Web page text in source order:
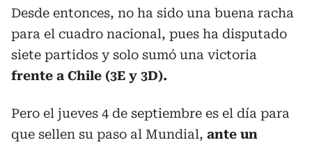
Desde entonces, no ha sido una buena racha
para el cuadro nacional, pues ha disputado
siete partidos y solo sumó una victoria
frente a Chile (3E y 3D).
Pero el jueves 4 de septiembre es el día para
que sellen su paso al Mundial, ante un